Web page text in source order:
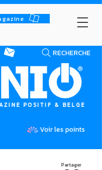
RECHERCHE
POSITIF & BELGE
Voir les points
Partager